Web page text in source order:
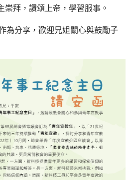
拜，讚頌上帝，學習服事。
為分享，歡迎兄姐關心與鼓勵子